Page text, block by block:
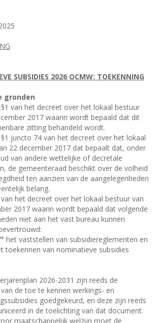
SUBSIDIES 2026 OCMW: TOEKENNING
gronden
van het decreet over het lokaal bestuur
2017 waarin wordt bepaald dat dit
zitting behandeld wordt.
juncto 74 van het decreet over het lokaal
22 december 2017 dat bepaalt dat, onder
van andere wettelijke of decretale
de gemeenteraad beschikt over de volheid
ten aanzien van de aangelegenheden
belang.
het decreet over het lokaal bestuur van
2017 waarin wordt bepaald dat volgende
niet aan het vast bureau kunnen
het vaststellen van subsidiereglementen en
toekennen van nominatieve subsidies
2026-2031 zijn reeds de
de toe te kennen werkings- en
goedgekeurd, en deze zijn reeds
in de toelichting van dat document.
maatschappelijk welzijn moet de